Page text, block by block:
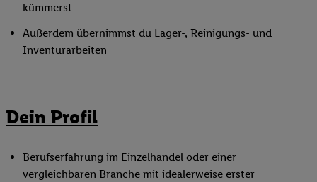
kümmerst
Außerdem übernimmst du Lager-, Reinigungs- und
Inventurarbeiten
Dein Profil
Berufserfahrung im Einzelhandel oder einer
vergleichbaren Branche mit idealerweise erster